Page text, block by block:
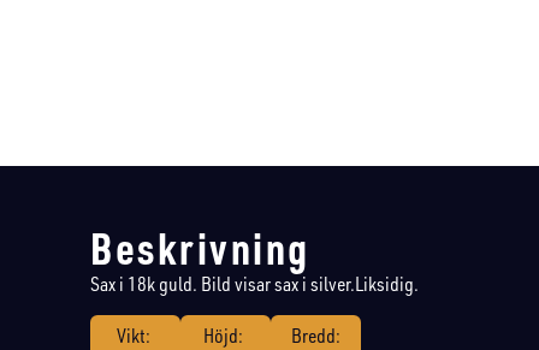
Beskrivning
Sax i 18k guld. Bild visar sax i silver.Liksidig.
Vikt:
Höjd:
Bredd: